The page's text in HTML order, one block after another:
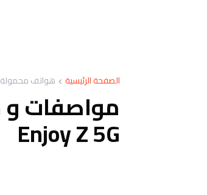
الصفحة الرئيسية هواتف محمولة
Enjoy Z 5G